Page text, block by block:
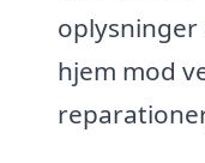
hjem mod